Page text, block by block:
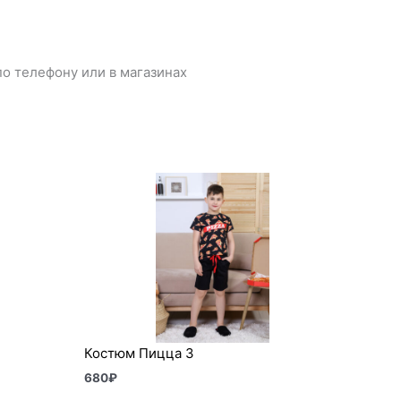
телефону или в магазинах
Костюм Пицца 3
680₽